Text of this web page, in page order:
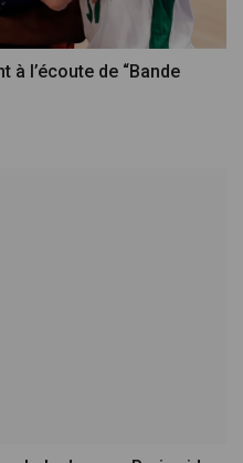
à l’écoute de “Bande